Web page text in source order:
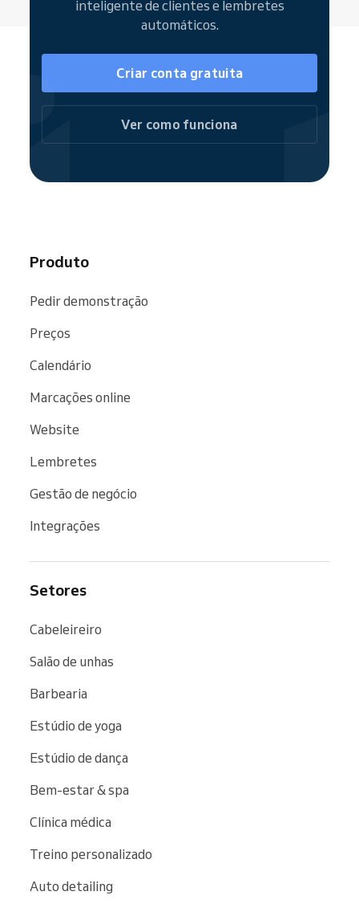
inteligente de clientes e lembretes
automáticos.
Criar conta gratuita
Ver como funciona
Produto
Pedir demonstração
Preços
Calendário
Marcações online
Website
Lembretes
Gestão de negócio
Integrações
Setores
Cabeleireiro
Salão de unhas
Barbearia
Estúdio de yoga
Estúdio de dança
Bem-estar & spa
Clínica médica
Treino personalizado
Auto detailing